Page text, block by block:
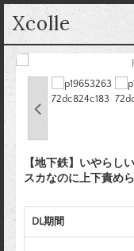
Xcolle
【地下鉄】いやらし
スカなのに上下責めら
DL期間